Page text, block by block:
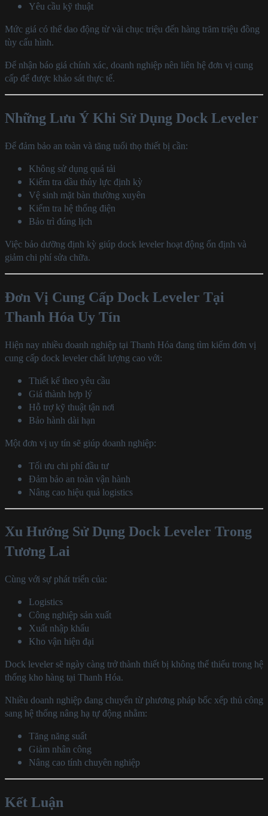
Yêu cầu kỹ thuật
Mức giá có thể dao động từ vài chục triệu đến hàng trăm triệu đồng
tùy cấu hình.
Để nhận báo giá chính xác, doanh nghiệp nên liên hệ đơn vị cung
cấp để được khảo sát thực tế.
Những Lưu Ý Khi Sử Dụng Dock Leveler
Để đảm bảo an toàn và tăng tuổi thọ thiết bị cần:
Không sử dụng quá tải
Kiểm tra dầu thủy lực định kỳ
Vệ sinh mặt bàn thường xuyên
Kiểm tra hệ thống điện
Bảo trì đúng lịch
Việc bảo dưỡng định kỳ giúp dock leveler hoạt động ổn định và
giảm chi phí sửa chữa.
Đơn Vị Cung Cấp Dock Leveler Tại
Thanh Hóa Uy Tín
Hiện nay nhiều doanh nghiệp tại Thanh Hóa đang tìm kiếm đơn vị
cung cấp dock leveler chất lượng cao với:
Thiết kế theo yêu cầu
Giá thành hợp lý
Hỗ trợ kỹ thuật tận nơi
Bảo hành dài hạn
Một đơn vị uy tín sẽ giúp doanh nghiệp:
Tối ưu chi phí đầu tư
Đảm bảo an toàn vận hành
Nâng cao hiệu quả logistics
Xu Hướng Sử Dụng Dock Leveler Trong
Tương Lai
Cùng với sự phát triển của:
Logistics
Công nghiệp sản xuất
Xuất nhập khẩu
Kho vận hiện đại
Dock leveler sẽ ngày càng trở thành thiết bị không thể thiếu trong hệ
thống kho hàng tại Thanh Hóa.
Nhiều doanh nghiệp đang chuyển từ phương pháp bốc xếp thủ công
sang hệ thống nâng hạ tự động nhằm:
Tăng năng suất
Giảm nhân công
Nâng cao tính chuyên nghiệp
Kết Luận